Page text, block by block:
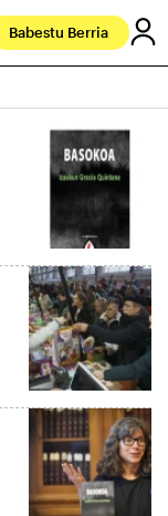
Babestu Berria